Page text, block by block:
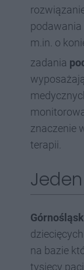
m.in. o
zadania
znaczenie
terapii.
na bazie
tysięcy